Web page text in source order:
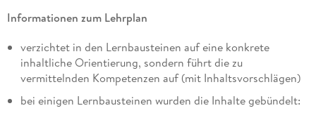
Informationen zum Lehrplan
verzichtet in den Lernbausteinen auf eine konkrete
inhaltliche Orientierung, sondern führt die zu
vermittelnden Kompetenzen auf (mit Inhaltsvorschlägen)
bei einigen Lernbausteinen wurden die Inhalte gebündelt: